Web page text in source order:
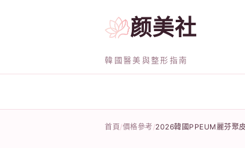
颜美社
韓國醫美與整形指南
首頁 價格參考 2026韓國PPEUM麗芬聚